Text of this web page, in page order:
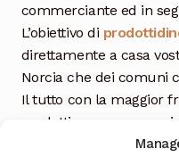
commerciante ed in
L’obiettivo di
direttamente a casa
Norcia che dei comuni
Il tutto con la maggior
prodotti verranno
giorno dai vari